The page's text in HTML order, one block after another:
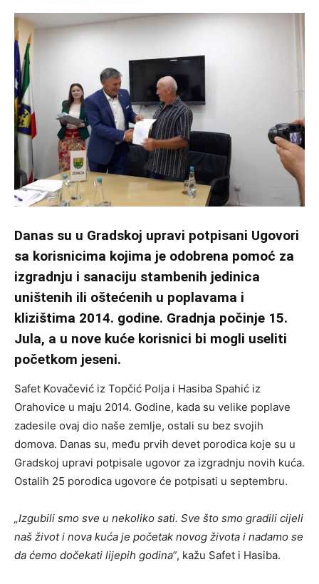
Danas su u Gradskoj upravi potpisani Ugovori
sa korisnicima kojima je odobrena pomoć za
izgradnju i sanaciju stambenih jedinica
uništenih ili oštećenih u poplavama i
klizištima 2014. godine. Gradnja počinje 15.
Jula, a u nove kuće korisnici bi mogli useliti
početkom jeseni.
Safet Kovačević iz Topčić Polja i Hasiba Spahić iz
Orahovice u maju 2014. Godine, kada su velike poplave
zadesile ovaj dio naše zemlje, ostali su bez svojih
domova. Danas su, među prvih devet porodica koje su u
Gradskoj upravi potpisale ugovor za izgradnju novih kuća.
Ostalih 25 porodica ugovore će potpisati u septembru.
„Izgubili smo sve u nekoliko sati. Sve što smo gradili cijeli
naš život i nova kuća je početak novog života i nadamo se
da ćemo dočekati lijepih godina“, kažu Safet i Hasiba.